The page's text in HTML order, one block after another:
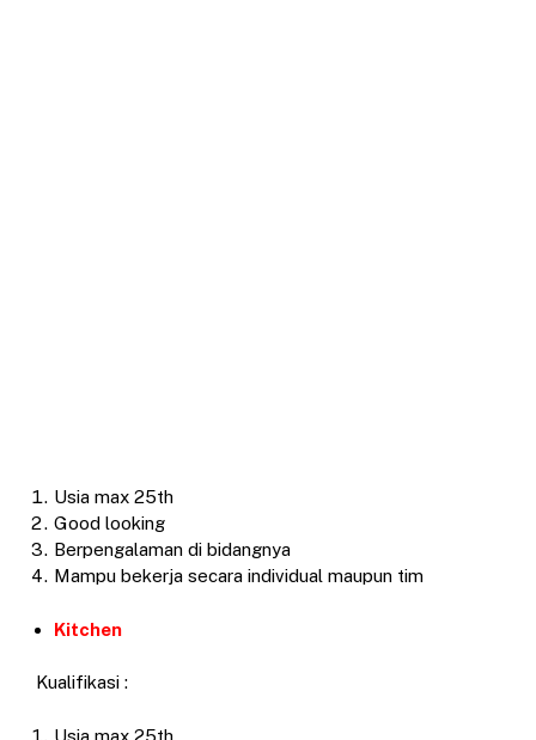
Usia max 25th
Good looking
Berpengalaman di bidangnya
Mampu bekerja secara individual maupun tim
Kitchen
Kualifikasi :
Usia max 25th